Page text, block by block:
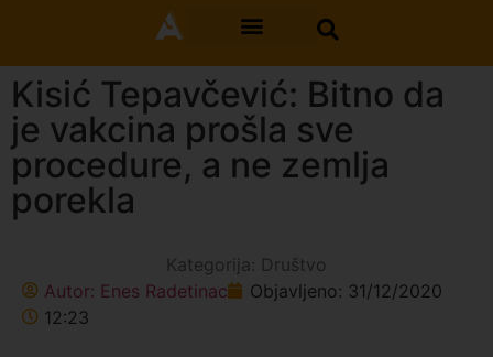
Kisić Tepavčević: Bitno da
je vakcina prošla sve
procedure, a ne zemlja
porekla
Kategorija: Društvo
Autor: Enes Radetinac Objavljeno: 31/12/2020
12:23